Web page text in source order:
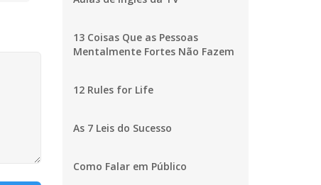
13 Coisas Que as Pessoas
Mentalmente Fortes Não Fazem
12 Rules for Life
As 7 Leis do Sucesso
Como Falar em Público